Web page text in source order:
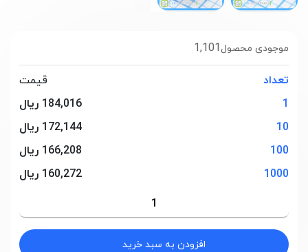
1,101 موجودی محصول
تعداد
قیمت
1
184,016 ریال
10
172,144 ریال
100
166,208 ریال
1000
160,272 ریال
افزودن به سبد خرید